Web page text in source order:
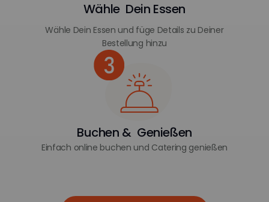
Wähle Dein Essen
Wähle Dein Essen und füge Details zu Deiner
Bestellung hinzu
Buchen & Genießen
Einfach online buchen und Catering genießen